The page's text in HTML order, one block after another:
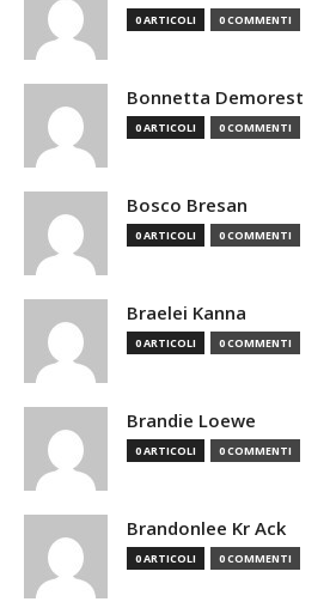
0 ARTICOLI 0 COMMENTI
Bonnetta Demorest
0 ARTICOLI 0 COMMENTI
Bosco Bresan
0 ARTICOLI 0 COMMENTI
Braelei Kanna
0 ARTICOLI 0 COMMENTI
Brandie Loewe
0 ARTICOLI 0 COMMENTI
Brandonlee Kr Ack
0 ARTICOLI 0 COMMENTI